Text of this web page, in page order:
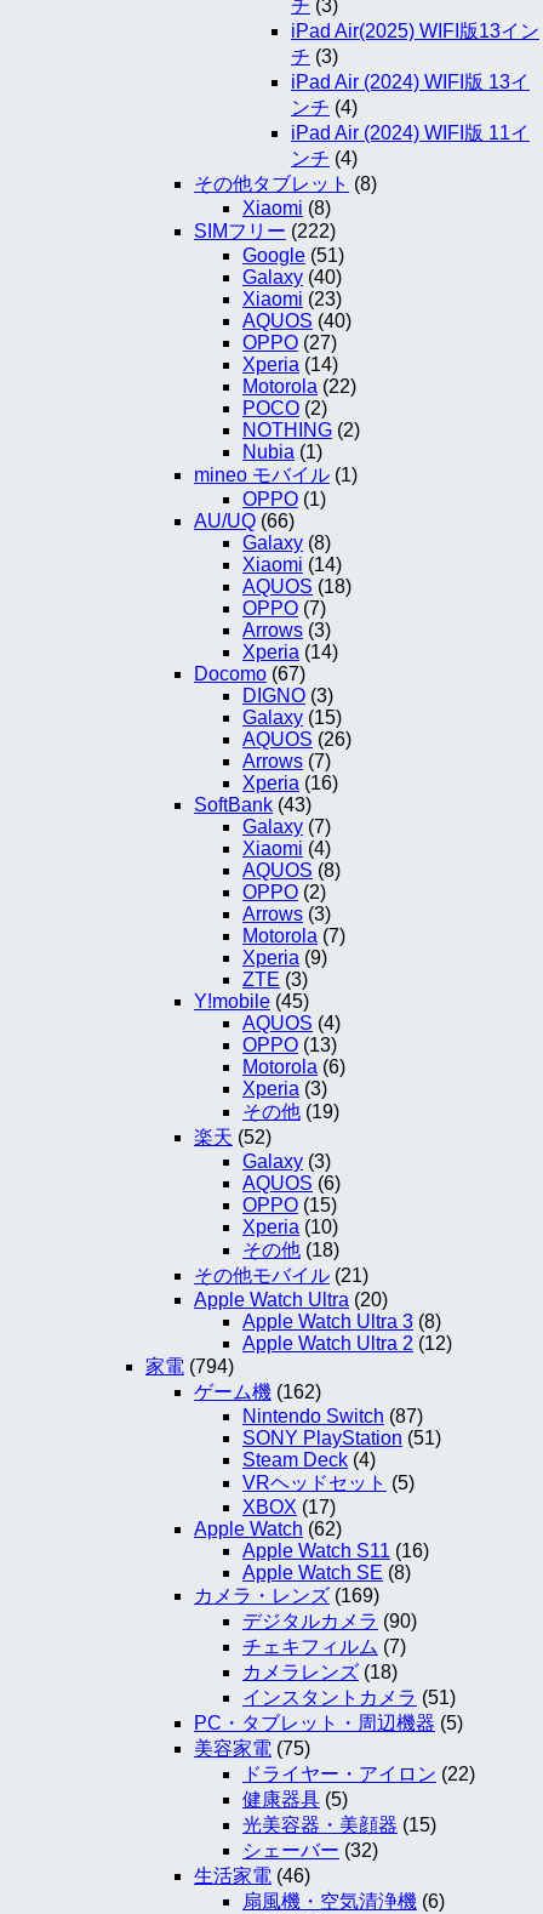
チ (3)
iPad Air(2025) WIFI版13イン
チ (3)
iPad Air (2024) WIFI版 13イ
ンチ (4)
iPad Air (2024) WIFI版 11イ
ンチ (4)
その他タブレット (8)
Xiaomi (8)
SIMフリー (222)
Google (51)
Galaxy (40)
Xiaomi (23)
AQUOS (40)
OPPO (27)
Xperia (14)
Motorola (22)
POCO (2)
NOTHING (2)
Nubia (1)
mineo モバイル (1)
OPPO (1)
AU/UQ (66)
Galaxy (8)
Xiaomi (14)
AQUOS (18)
OPPO (7)
Arrows (3)
Xperia (14)
Docomo (67)
DIGNO (3)
Galaxy (15)
AQUOS (26)
Arrows (7)
Xperia (16)
SoftBank (43)
Galaxy (7)
Xiaomi (4)
AQUOS (8)
OPPO (2)
Arrows (3)
Motorola (7)
Xperia (9)
ZTE (3)
Y!mobile (45)
AQUOS (4)
OPPO (13)
Motorola (6)
Xperia (3)
その他 (19)
楽天 (52)
Galaxy (3)
AQUOS (6)
OPPO (15)
Xperia (10)
その他 (18)
その他モバイル (21)
Apple Watch Ultra (20)
Apple Watch Ultra 3 (8)
Apple Watch Ultra 2 (12)
家電 (794)
ゲーム機 (162)
Nintendo Switch (87)
SONY PlayStation (51)
Steam Deck (4)
VRヘッドセット (5)
XBOX (17)
Apple Watch (62)
Apple Watch S11 (16)
Apple Watch SE (8)
カメラ・レンズ (169)
デジタルカメラ (90)
チェキフィルム (7)
カメラレンズ (18)
インスタントカメラ (51)
PC・タブレット・周辺機器 (5)
美容家電 (75)
ドライヤー・アイロン (22)
健康器具 (5)
光美容器・美顔器 (15)
シェーバー (32)
生活家電 (46)
扇風機・空気清浄機 (6)